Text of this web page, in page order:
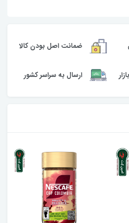
ضمانت اصل بودن کالا
ارسال به سراسر کشور